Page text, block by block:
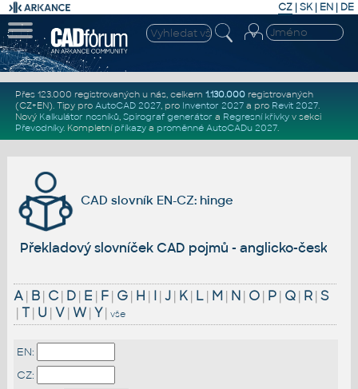
CZ | SK| EN | DE
Přes 123.000 registrovaných u nás, celkem 1.130.000registrovaných
(CZ+EN). Tipy pro AutoCAD 2027, pro Inventor 2027a pro Revit 2027.
Nový Kalkulátor nosníků, Spirograf generátor a Regresní křivkyv sekci
Převodníky. Kompletní příkazya proměnné AutoCADu 2027.
CAD slovník EN-CZ: hinge
Překladový slovníček CAD pojmů - anglicko-český
A| B| C| D| E | F| G| H | I| J| K| L| M| N| O| P| Q| R| S
| T| U | V| W| Y| vše
EN:
CZ: